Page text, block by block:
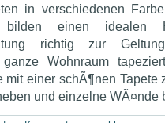
in verschiedenen
bilden einen idealen
richtig zur
Wohnraum
mit einer schÃ¶nen Tapete
und einzelne WÃ¤nde